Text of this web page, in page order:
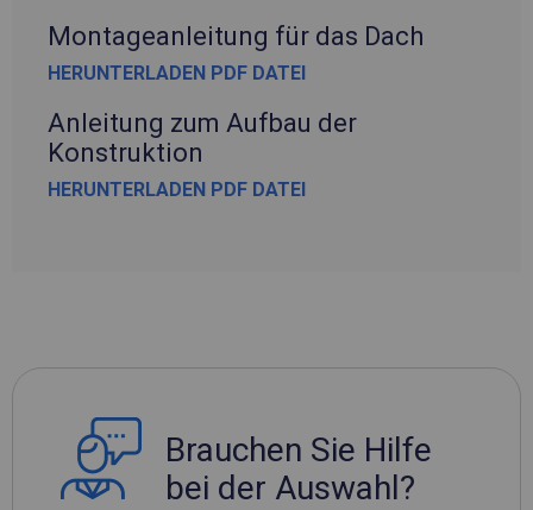
Montageanleitung für das Dach
HERUNTERLADEN PDF DATEI
Anleitung zum Aufbau der
Konstruktion
HERUNTERLADEN PDF DATEI
Brauchen Sie Hilfe
bei der Auswahl?